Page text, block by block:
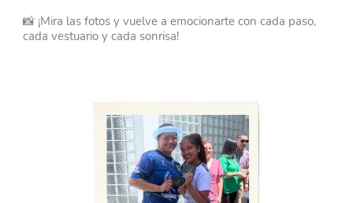
📸 ¡Mira las fotos y vuelve a emocionarte con cada paso,
cada vestuario y cada sonrisa!